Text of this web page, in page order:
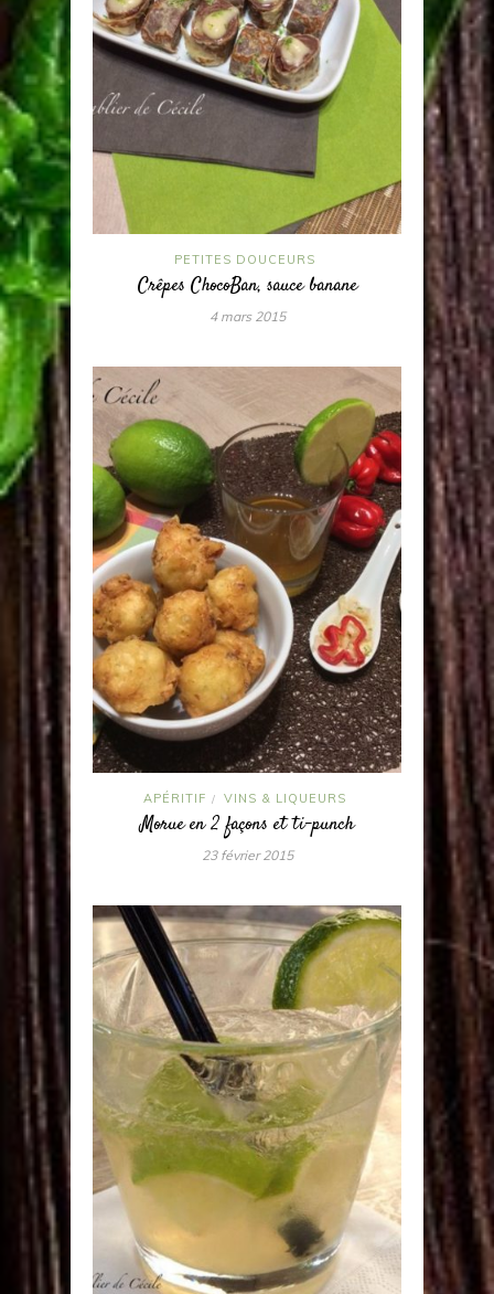
PETITES DOUCEURS
Crêpes ChocoBan, sauce banane
4 mars 2015
APÉRITIF / VINS & LIQUEURS
Morue en 2 façons et ti-punch
23 février 2015